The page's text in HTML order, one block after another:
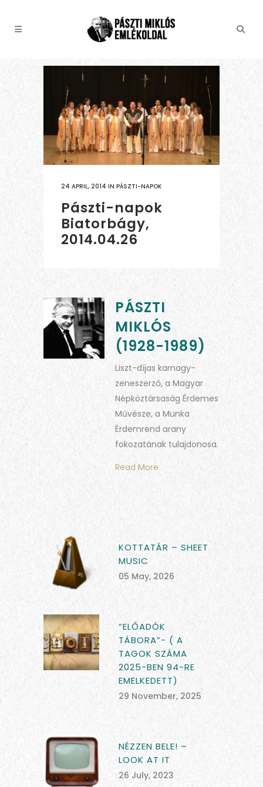
24 APRIL, 2014 IN PÁSZTI-NAPOK
Pászti-napok
Biatorbágy,
2014.04.26
PÁSZTI
MIKLÓS
(1928-1989)
Liszt-díjas karnagy-
zeneszerző, a Magyar
Népköztársaság Érdemes
Művésze, a Munka
Érdemrend arany
fokozatának tulajdonosa.
Read More
KOTTATÁR – SHEET
MUSIC
05 May, 2026
“ELŐADÓK
TÁBORA”- ( A
TAGOK SZÁMA
2025-BEN 94-RE
EMELKEDETT)
29 November, 2025
NÉZZEN BELE! –
LOOK AT IT
26 July, 2023